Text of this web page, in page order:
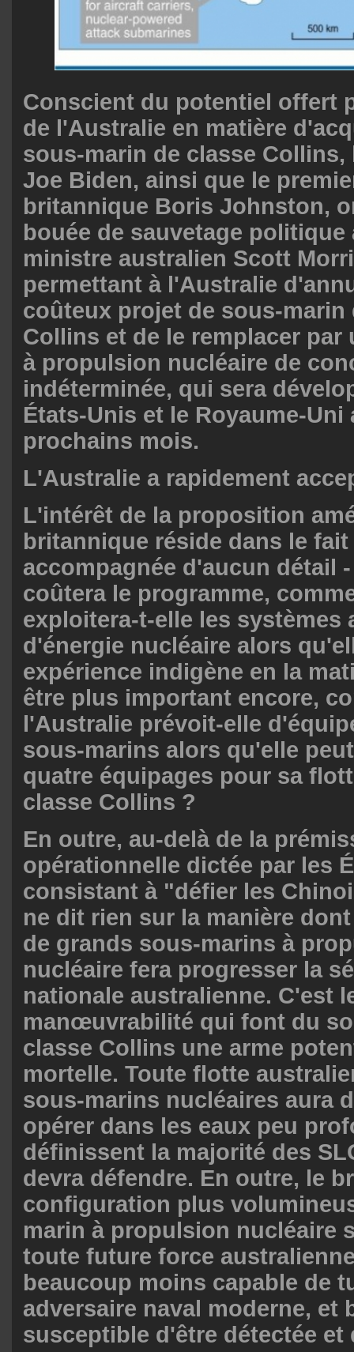
Conscient du potentiel offert
de l'Australie en matière
sous-marin de classe Collins,
Joe Biden, ainsi que le
britannique Boris Johnston,
bouée de sauvetage politique
ministre australien Scott
permettant à l'Australie
coûteux projet de sous-marin
Collins et de le remplacer par
à propulsion nucléaire de
indéterminée, qui sera
États-Unis et le Royaume-Uni
prochains mois.
L'Australie a rapidement
L'intérêt de la proposition
britannique réside dans le
accompagnée d'aucun détail
coûtera le programme,
exploitera-t-elle les systèmes
d'énergie nucléaire alors
expérience indigène en la
être plus important encore,
l'Australie prévoit-elle
sous-marins alors qu'elle
quatre équipages pour sa
classe Collins ?
En outre, au-delà de la
opérationnelle dictée par les
consistant à "défier les
ne dit rien sur la manière
de grands sous-marins à
nucléaire fera progresser la
nationale australienne. C'est
manœuvrabilité qui font du
classe Collins une arme
mortelle. Toute flotte
sous-marins nucléaires aura
opérer dans les eaux peu
définissent la majorité des
devra défendre. En outre, le
configuration plus
marin à propulsion nucléaire
toute future force
beaucoup moins capable de
adversaire naval moderne, et
susceptible d'être détectée et